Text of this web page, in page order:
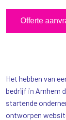
Offerte
Het hebben van
bedrijf in Arnhem
startende
ontworpen